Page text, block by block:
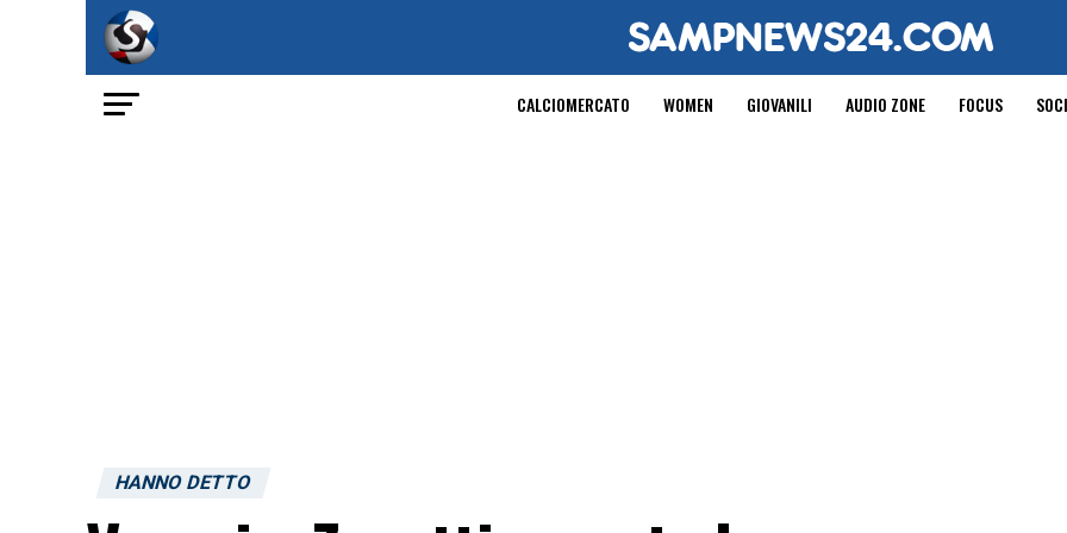
CALCIOMERCATO WOMEN GIOVANILI AUDIO ZONE FOCUS
HANNO DETTO